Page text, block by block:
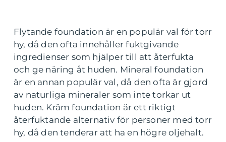
Flytande foundation är en populär val för torr
hy, då den ofta innehåller fuktgivande
ingredienser som hjälper till att återfukta
och ge näring åt huden. Mineral foundation
är en annan populär val, då den ofta är gjord
av naturliga mineraler som inte torkar ut
huden. Kräm foundation är ett riktigt
återfuktande alternativ för personer med torr
hy, då den tenderar att ha en högre oljehalt.